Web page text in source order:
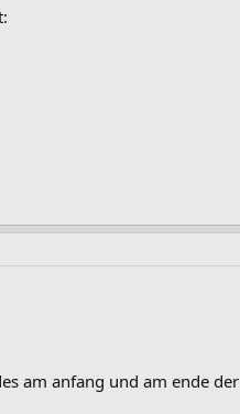
am anfang und am ende der